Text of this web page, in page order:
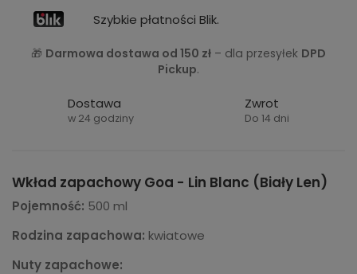
Szybkie płatności Blik.
🎁 Darmowa dostawa od 150 zł – dla przesyłek DPD
Pickup.
Dostawa
w 24 godziny
Zwrot
Do 14 dni
Wkład zapachowy Goa - Lin Blanc (Biały Len)
Pojemność: 500 ml
Rodzina zapachowa: kwiatowe
Nuty zapachowe: